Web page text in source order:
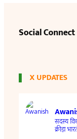
Social Connect
X UPDATES